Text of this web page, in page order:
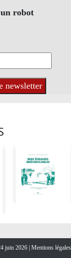
un robot
juin 2026 | Mentions légales